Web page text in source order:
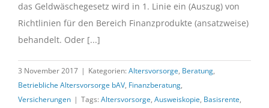
das Geldwäschegesetz wird in 1. Linie ein (Auszug) von
Richtlinien für den Bereich Finanzprodukte (ansatzweise)
behandelt. Oder [...]
3 November 2017 | Kategorien: Altersvorsorge, Beratung,
Betriebliche Altersvorsorge bAV, Finanzberatung,
Versicherungen | Tags: Altersvorsorge, Ausweiskopie, Basisrente,